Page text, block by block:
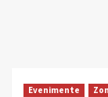
Evenimente